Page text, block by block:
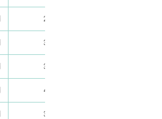
298
308
363
403
340